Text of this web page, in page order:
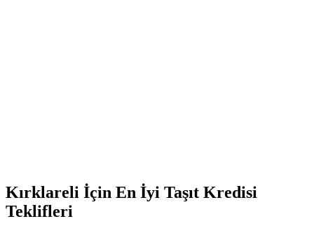
Kırklareli İçin En İyi Taşıt Kredisi
Teklifleri